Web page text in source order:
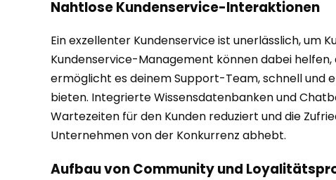
Nahtlose Kundenservice-Interaktionen
Ein exzellenter Kundenservice ist unerlässlich, um
Kundenservice-Management können dabei
ermöglicht es deinem Support-Team, schnell und
bieten. Integrierte Wissensdatenbanken und
Wartezeiten für den Kunden reduziert und die
Unternehmen von der Konkurrenz abhebt.
Aufbau von Community und